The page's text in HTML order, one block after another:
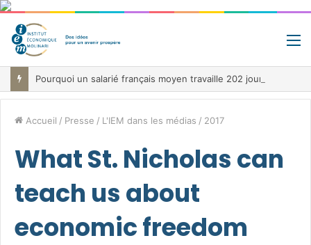
Accueil / Presse / L'IEM dans les médias / 2017
What St. Nicholas can
teach us about
economic freedom